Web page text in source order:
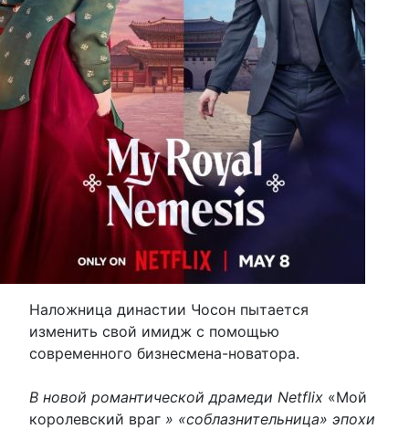
Наложница династии Чосон пытается
изменить свой имидж с помощью
современного бизнесмена-новатора.
В новой романтической драмеди Netflix «Мой
королевский враг » «соблазнительница» эпохи